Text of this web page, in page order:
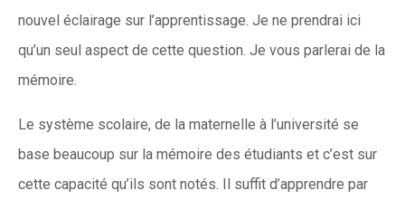
nouvel éclairage sur l’apprentissage. Je ne prendrai ici
qu’un seul aspect de cette question. Je vous parlerai de la
mémoire.
Le système scolaire, de la maternelle à l’université se
base beaucoup sur la mémoire des étudiants et c’est sur
cette capacité qu’ils sont notés. Il suffit d’apprendre par